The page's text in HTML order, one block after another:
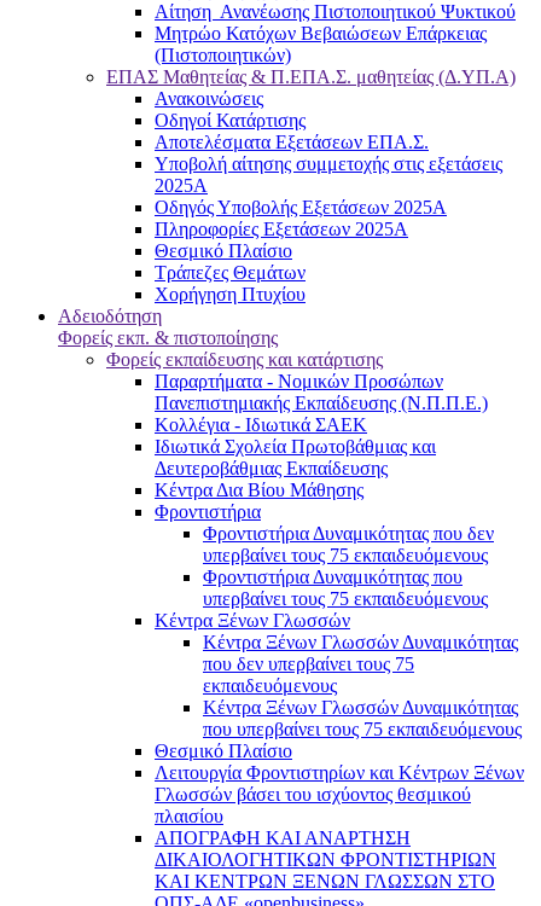
Αίτηση Ανανέωσης Πιστοποιητικού Ψυκτικού
Μητρώο Κατόχων Βεβαιώσεων Επάρκειας
(Πιστοποιητικών)
ΕΠΑΣ Μαθητείας & Π.ΕΠΑ.Σ. μαθητείας (Δ.ΥΠ.Α)
Ανακοινώσεις
Oδηγοί Κατάρτισης
Αποτελέσματα Εξετάσεων ΕΠΑ.Σ.
Υποβολή αίτησης συμμετοχής στις εξετάσεις
2025Α
Οδηγός Υποβολής Εξετάσεων 2025A
Πληροφορίες Εξετάσεων 2025Α
Θεσμικό Πλαίσιο
Τράπεζες Θεμάτων
Χορήγηση Πτυχίου
Αδειοδότηση
Φορείς εκπ. & πιστοποίησης
Φορείς εκπαίδευσης και κατάρτισης
Παραρτήματα - Νομικών Προσώπων
Πανεπιστημιακής Εκπαίδευσης (Ν.Π.Π.Ε.)
Κολλέγια - Ιδιωτικά ΣΑΕΚ
Ιδιωτικά Σχολεία Πρωτοβάθμιας και
Δευτεροβάθμιας Εκπαίδευσης
Κέντρα Δια Βίου Μάθησης
Φροντιστήρια
Φροντιστήρια Δυναμικότητας που δεν
υπερβαίνει τους 75 εκπαιδευόμενους
Φροντιστήρια Δυναμικότητας που
υπερβαίνει τους 75 εκπαιδευόμενους
Κέντρα Ξένων Γλωσσών
Kέντρα Ξένων Γλωσσών Δυναμικότητας
που δεν υπερβαίνει τους 75
εκπαιδευόμενους
Kέντρα Ξένων Γλωσσών Δυναμικότητας
που υπερβαίνει τους 75 εκπαιδευόμενους
Θεσμικό Πλαίσιο
Λειτουργία Φροντιστηρίων και Κέντρων Ξένων
Γλωσσών βάσει του ισχύοντος θεσμικού
πλαισίου
ΑΠΟΓΡΑΦΗ ΚΑΙ ΑΝΑΡΤΗΣΗ
ΔΙΚΑΙΟΛΟΓΗΤΙΚΩΝ ΦΡΟΝΤΙΣΤΗΡΙΩΝ
ΚΑΙ ΚΕΝΤΡΩΝ ΞΕΝΩΝ ΓΛΩΣΣΩΝ ΣΤΟ